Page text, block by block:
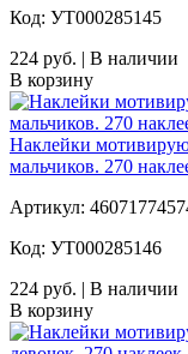
Код: УТ000285145
224 руб. | В наличии
В корзину
Наклейки
мальчиков. 270
Артикул:
Код: УТ000285146
224 руб. | В наличии
В корзину